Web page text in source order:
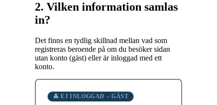
2. Vilken information samlas
in?
Det finns en tydlig skillnad mellan vad som
registreras beroende på om du besöker sidan
utan konto (gäst) eller är inloggad med ett
konto.
👤 EJ INLOGGAD – GÄST